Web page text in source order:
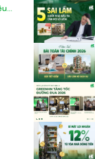
Điểm danh 8 mô hình xây nhà trọ cho thuê hiệu quả nhất hiện nay